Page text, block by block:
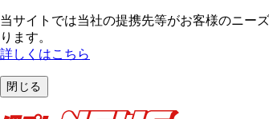
当サイトでは当社の提携先等がお客様のニー
ります。
詳しくはこちら
閉じる